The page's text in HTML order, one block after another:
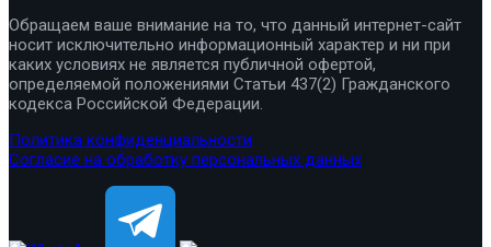
Обращаем ваше внимание на то, что данный интернет-сайт
носит исключительно информационный характер и ни при
каких условиях не является публичной офертой,
определяемой положениями Статьи 437(2) Гражданского
кодекса Российской Федерации.
Политика конфиденциальности
Согласие на обработку персональных данных